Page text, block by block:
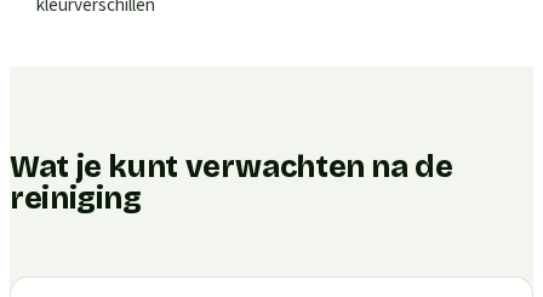
Wat je kunt verwachten na de
reiniging